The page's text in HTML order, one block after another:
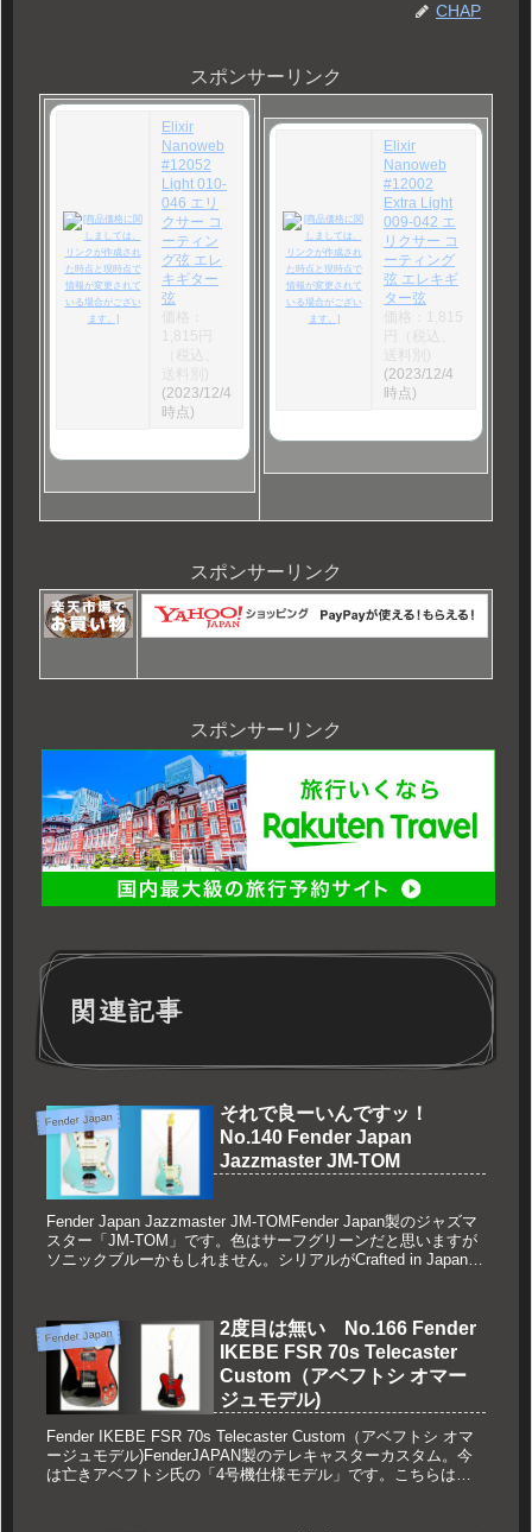
CHAP
スポンサーリンク
Elixir
Nanoweb
#12052
Light 010-
046 エリ
クサー コ
ーティン
グ弦 エレ
キギター
弦
価格：
1,815円
（税込、
(2023/12/4
時点)
Elixir
Nanoweb
#12002
Extra Light
009-042 エ
リクサー コ
ーティング
弦 エレキギ
ター弦
価格：1,815
円（税込、
(2023/12/4
時点)
スポンサーリンク
スポンサーリンク
関連記事
Fender Japan
それで良ーいんですッ！
No.140 Fender Japan
Jazzmaster JM-TOM
Fender Japan Jazzmaster JM-TOMFender Japan製のジャズマ
スター「JM-TOM」です。色はサーフグリーンだと思いますが
ソニックブルーかもしれません。シリアルがCrafted in Japan
Fender Japan
2度目は無い No.166 Fender
IKEBE FSR 70s Telecaster
Custom（アベフトシ オマー
ジュモデル)
Fender IKEBE FSR 70s Telecaster Custom（アベフトシ オマ
ージュモデル)FenderJAPAN製のテレキャスターカスタム。今
は亡きアベフトシ氏の「4号機仕様モデル」です。こちらはイ